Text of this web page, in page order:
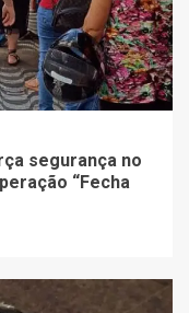
segurança no
“Fecha